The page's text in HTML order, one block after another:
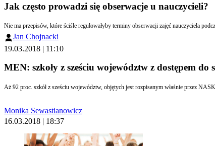
Jak często prowadzi się obserwacje u nauczycieli?
Nie ma przepisów, które ściśle regulowałyby terminy obserwacji zajęć nauczyciela
Jan Chojnacki
19.03.2018 | 11:10
MEN: szkoły z sześciu województw z dostępem do
Aż 92 proc. szkół z sześciu województw, objętych jest rozpisanym właśnie przez
Monika Sewastianowicz
16.03.2018 | 18:37